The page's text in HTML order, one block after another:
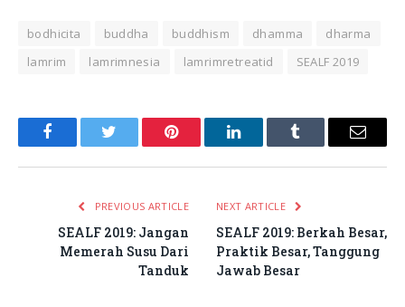
bodhicita buddha buddhism dhamma
dharma
lamrim
lamrimnesia lamrimretreatid SEALF 2019
FacebookTwitter Pinterest LinkedInTumblr Email
PREVIOUS ARTICLE
SEALF 2019: Jangan
Memerah Susu Dari
Tanduk
NEXT ARTICLE
SEALF 2019: Berkah Besar,
Praktik Besar, Tanggung
Jawab Besar